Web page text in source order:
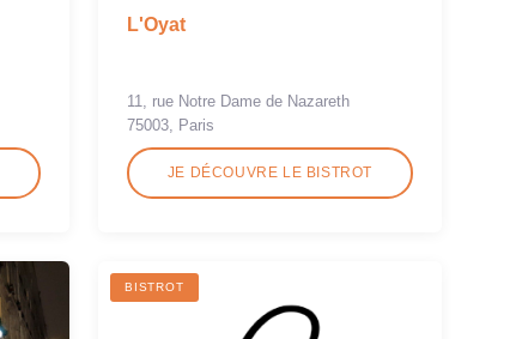
L'Oyat
11, rue Notre Dame de Nazareth
75003, Paris
JE DÉCOUVRE LE BISTROT
BISTROT